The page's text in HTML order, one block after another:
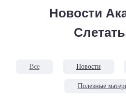
комментарии и
это очень ценно для меня
Новости
Все Новости
Полезные